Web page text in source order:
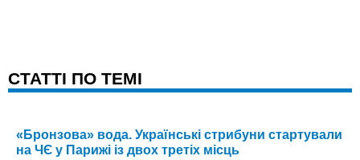
CТАТТІ ПО ТЕМІ
«Бронзова» вода. Українські стрибуни стартували
на ЧЄ у Парижі із двох третіх місць